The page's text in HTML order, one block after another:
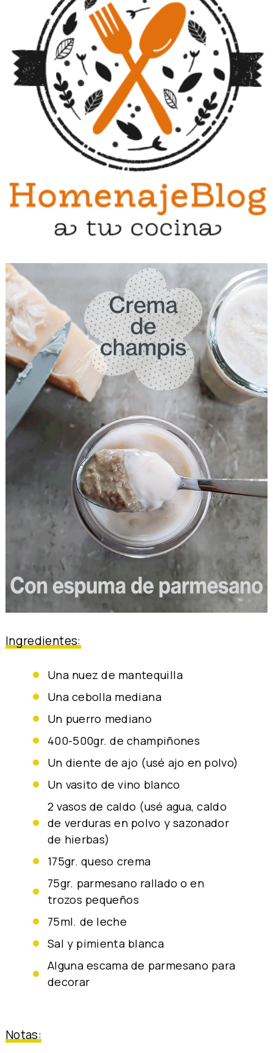
Ingredientes:
una nuez de mantequilla
una cebolla mediana
un puerro mediano
400-500gr. de champiñones
un diente de ajo (usé ajo en polvo)
un vasito de vino blanco
2 vasos de caldo (usé agua, caldo
de verduras en polvo y sazonador
de hierbas)
175gr. queso crema
75gr. parmesano rallado o en
trozos pequeños
75ml. de leche
sal y pimienta blanca
alguna escama de parmesano para
decorar
Notas: